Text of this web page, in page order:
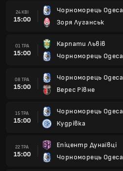
24 КВІ
15:00
Чорноморець Одеса
Зоря Луганськ
01 ТРА
15:00
Карпати Львів
Чорноморець Одеса
08 ТРА
15:00
Чорноморець Одеса
Верес Рівне
15 ТРА
15:00
Чорноморець Одеса
Кудрівка
22 ТРА
15:00
Епіцентр Дунаївці
Чорноморець Одеса